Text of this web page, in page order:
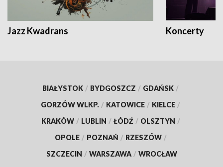
Jazz Kwadrans Koncerty
BIAŁYSTOK / BYDGOSZCZ / GDAŃSK /
GORZÓW WLKP. / KATOWICE / KIELCE /
KRAKÓW / LUBLIN / ŁÓDŹ / OLSZTYN /
OPOLE / POZNAŃ / RZESZÓW /
SZCZECIN / WARSZAWA / WROCŁAW